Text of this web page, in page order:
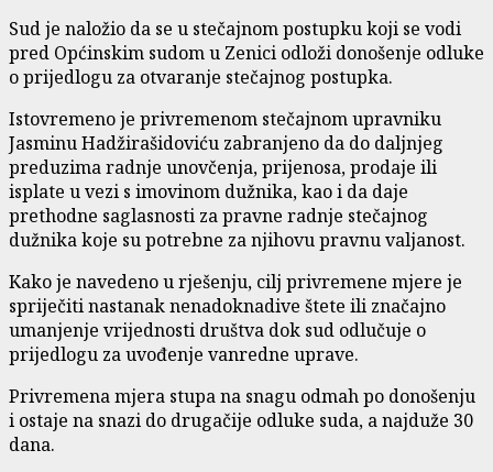
Sud je naložio da se u stečajnom postupku koji se vodi
pred Općinskim sudom u Zenici odloži donošenje odluke
o prijedlogu za otvaranje stečajnog postupka.
Istovremeno je privremenom stečajnom upravniku
Jasminu Hadžirašidoviću zabranjeno da do daljnjeg
preduzima radnje unovčenja, prijenosa, prodaje ili
isplate u vezi s imovinom dužnika, kao i da daje
prethodne saglasnosti za pravne radnje stečajnog
dužnika koje su potrebne za njihovu pravnu valjanost.
Kako je navedeno u rješenju, cilj privremene mjere je
spriječiti nastanak nenadoknadive štete ili značajno
umanjenje vrijednosti društva dok sud odlučuje o
prijedlogu za uvođenje vanredne uprave.
Privremena mjera stupa na snagu odmah po donošenju
i ostaje na snazi do drugačije odluke suda, a najduže 30
dana.